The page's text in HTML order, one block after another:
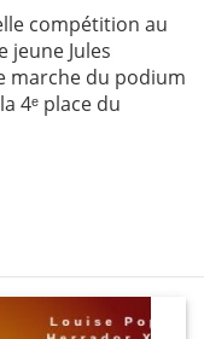
compétition au
jeune Jules
marche du podium
4ᵉ place du